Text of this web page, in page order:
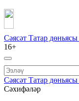
Сәясәт Татар дөньясы
16+
Сәясәт Татар дөньясы
Сәхифәләр